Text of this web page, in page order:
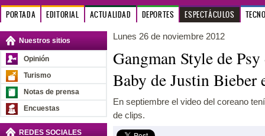
PORTADA EDITORIAL ACTUALIDAD DEPORTES ESPECTÁCULOS
Nuestros sitios
Opinión
Turismo
Notas de prensa
Encuestas
REDES SOCIALES
Lunes 26 de noviembre 2012
Gangman Style de
Baby de Justin Bieber
En septiembre el video del coreano
de clips.